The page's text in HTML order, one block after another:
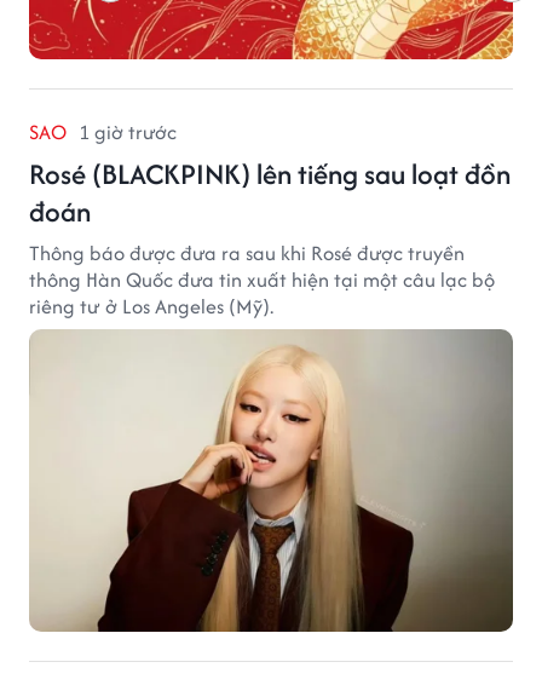
SAO 1 giờ trước
Rosé (BLACKPINK) lên tiếng sau loạt đồn
đoán
Thông báo được đưa ra sau khi Rosé được truyền
thông Hàn Quốc đưa tin xuất hiện tại một câu lạc bộ
riêng tư ở Los Angeles (Mỹ).